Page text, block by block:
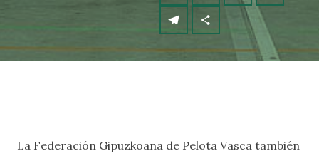
La Federación Gipuzkoana de Pelota Vasca también